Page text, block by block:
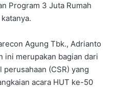
Program 3 Juta Rumah
Agung Tbk., Adrianto
ini merupakan bagian dari
(CSR) yang
acara HUT ke-50